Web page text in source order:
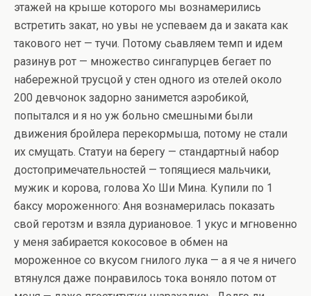
этажей на крыше которого мы вознамерились
встретить закат, но увы не успеваем да и заката как
такового нет — тучи. Потому сьавляем темп и идем
разинув рот — множество сингапурцев бегает по
набережной трусцой у стен одного из отелей около
200 девчонок задорно занимется аэробикой,
попытался и я но уж больно смешными были
движения бройлера перекормыша, потому не стали
их смущать. Статуи на берегу — стандартный набор
достопримечательностей — топящиеся мальчики,
мужик и корова, голова Хо Ши Мина. Купили по 1
баксу мороженного: Аня вознамерилась показать
свой геротзм и взяла дуриановое. 1 укус и мгновенно
у меня забирается кокосовое в обмен на
мороженное со вкусом гнилого лука — а я че я ничего
втянулся даже понравилось тока воняло потом от